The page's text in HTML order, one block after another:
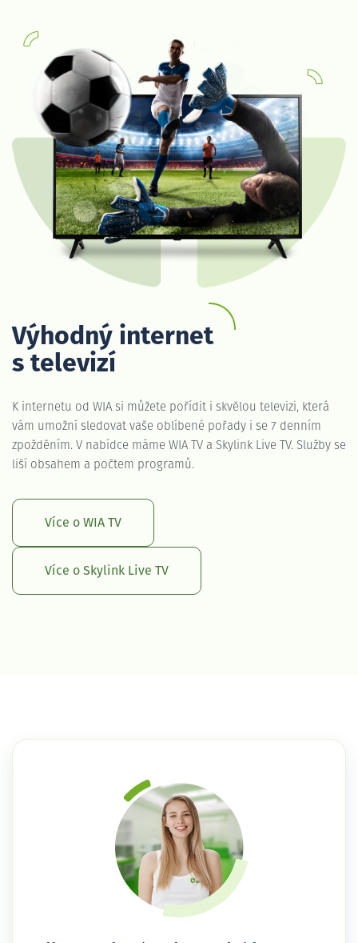
Výhodný internet
s televizí
K internetu od WIA si můžete pořídit i skvělou televizi, která
vám umožní sledovat vaše oblíbené pořady i se 7 denním
zpožděním. V nabídce máme WIA TV a Skylink Live TV. Služby se
liší obsahem a počtem programů.
Více o WIA TV
Více o Skylink Live TV